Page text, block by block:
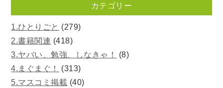
カテゴリー
1.ひとりごと (279)
2.書籍関連 (418)
3.ヤバい、勉強、しなきゃ！
(8)
4.まぐまぐ！
(313)
5.マスコミ掲載 (40)